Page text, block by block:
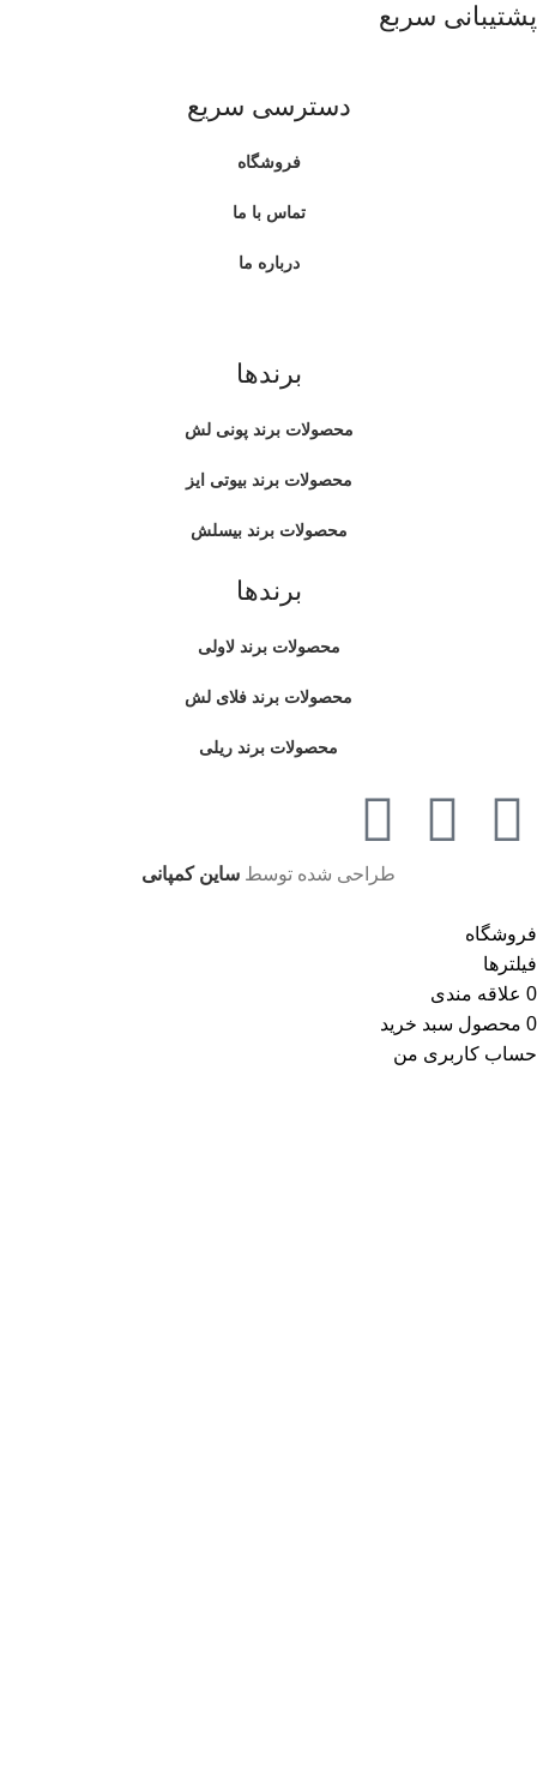
پشتیبانی سربع
دسترسی سریع
فروشگاه
تماس با ما
درباره ما
برندها
محصولات برند پونی لش
محصولات برند بیوتی ایز
محصولات برند بیسلش
برندها
محصولات برند لاولی
محصولات برند فلای لش
محصولات برند ریلی
طراحی شده توسط ساین کمپانی
فروشگاه
فیلترها
0 علاقه مندی
0 محصول سبد خرید
حساب کاربری من